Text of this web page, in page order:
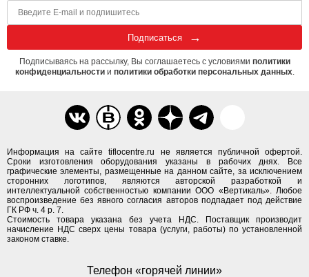
Информация на сайте tiflocentre.ru не является публичной офертой.
Сроки изготовления оборудования указаны в рабочих днях. Все
графические элементы, размещенные на данном сайте, за исключением
сторонних логотипов, являются авторской разработкой и
интеллектуальной собственностью компании ООО «Вертикаль». Любое
воспроизведение без явного согласия авторов подпадает под действие
ГК РФ ч. 4 р. 7.
Стоимость товара указана без учета НДС. Поставщик производит
начисление НДС сверх цены товара (услуги, работы) по установленной
законом ставке.
Телефон «горячей линии»
Подписаться
Подписываясь на рассылку, Вы соглашаетесь с условиями политики
конфиденциальностии политики обработки персональных данных.